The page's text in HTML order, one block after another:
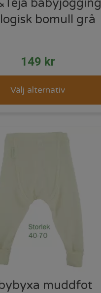
babyjogging
bomull grå
149 kr
Välj alternativ
muddfot